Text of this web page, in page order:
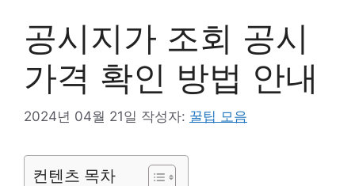
공시지가 조회 공시
가격 확인 방법 안내
2024년 04월 21일 작성자: 꿀팁 모음
컨텐츠 목차